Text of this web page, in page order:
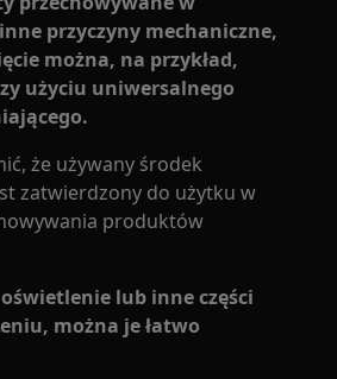
przyczyny mechaniczne,
można, na przykład,
użyciu uniwersalnego
że używany środek
zatwierdzony do użytku w
produktów
lub inne części
można je łatwo